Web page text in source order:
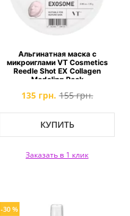
Альгинатная маска с
микроиглами VT Cosmetics
Reedle Shot EX Collagen
Modeling Pack
135 грн. 155 грн.
КУПИТЬ
Заказать в 1 клик
-30 %